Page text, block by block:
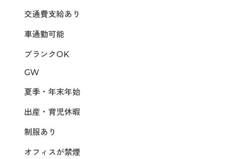
交通費支給あり
車通勤可能
ブランクOK
GW
夏季・年末年始
出産・育児休暇
制服あり
オフィスが禁煙